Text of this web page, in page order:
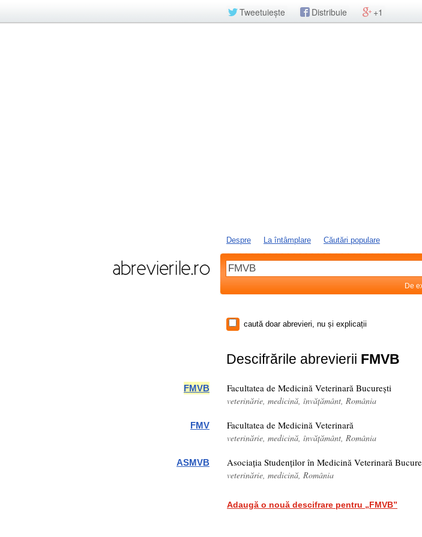
Tweetuiește Distribuie +1
Despre La întâmplare Căutări populare
De
caută doar abrevieri, nu și explicații
Descifrările abrevierii FMVB
FMVB Facultatea de Medicină Veterinară București
veterinărie, medicină, învățământ, România
FMV Facultatea de Medicină Veterinară
veterinărie, medicină, învățământ, România
ASMVB Asociația Studenților în Medicină Veterinară
veterinărie, medicină, România
Adaugă o nouă descifrare pentru „FMVB”